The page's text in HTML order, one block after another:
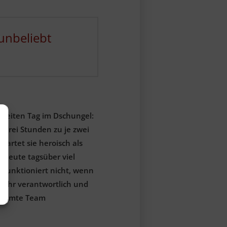
Tag im Dschungel:
Stunden zu je zwei
sie heroisch als
heute tagsüber viel
funktioniert nicht, wenn
verantwortlich und
Team